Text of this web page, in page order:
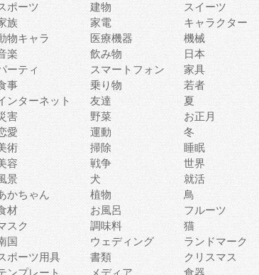
ポーツ 建物 スイーツ
族 家電 キャラクター
物キャラ 医療機器 機械
楽 飲み物 日本
ーティ スマートフォン 家具
事 乗り物 若者
ンターネット 友達 夏
害 野菜 お正月
愛 運動 冬
術 掃除 睡眠
容 戦争 世界
景 犬 就活
かちゃん 植物 鳥
材 お風呂 フルーツ
スク 調味料 猫
国 ウェディング ランドマーク
ポーツ用具 書類 クリスマス
ンプレート メディア 食器